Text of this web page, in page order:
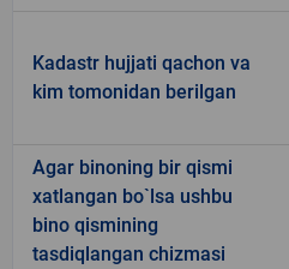
Kadastr hujjati qachon va
kim tomonidan berilgan
Agar binoning bir qismi
xatlangan bo`lsa ushbu
bino qismining
tasdiqlangan chizmasi